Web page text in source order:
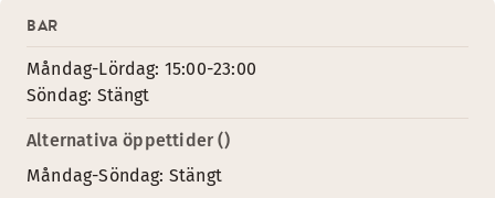
BAR
Måndag-Lördag: 15:00-23:00
Söndag: Stängt
Alternativa öppettider ()
Måndag-Söndag: Stängt